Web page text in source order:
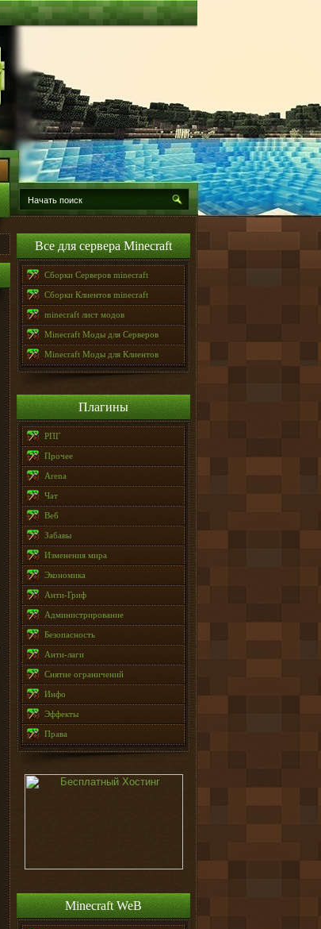
Все для сервера Minecraft
Сборки Серверов minecraft
Сборки Клиентов minecraft
minecraft лист модов
Minecraft Моды для Серверов
Minecraft Моды для Клиентов
Плагины
РПГ
Прочее
Arena
Чат
Веб
Забавы
Изменения мира
Экономика
Анти-Гриф
Администрирование
Безопасность
Анти-лаги
Снятие ограничений
Инфо
Эффекты
Права
Minecraft WeB